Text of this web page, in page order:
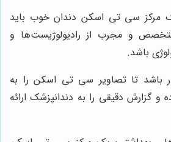
سی تی اسکن دندان خوب باید
و مجرب از رادیولوژیست‌ها و
باشد.
باشد تا تصاویر سی تی اسکن را به
و گزارش دقیقی را به دندانپزشک ارائه